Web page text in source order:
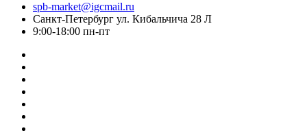
spb-market@igcmail.ru
Санкт-Петербург ул. Кибальчича 28 Л
9:00-18:00 пн-пт